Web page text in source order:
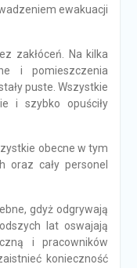
ewakuacji
zakłóceń. Na kilka
i pomieszczenia
puste. Wszystkie
i szybko opuściły
obecne w tym
oraz cały personel
gdyż odgrywają
lat oswajają
i pracowników
konieczność